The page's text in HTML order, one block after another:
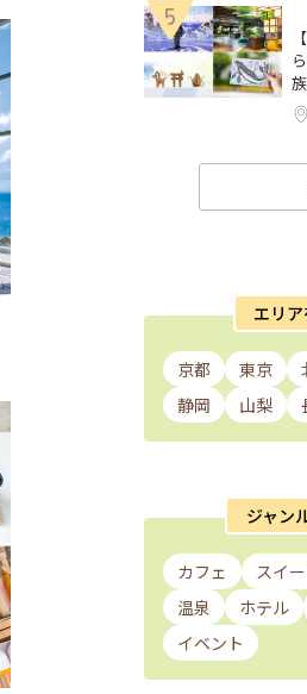
5
エリ
京都 東京
静岡
山梨
ジャン
カフェ スイ
温泉
ホテル
イベント